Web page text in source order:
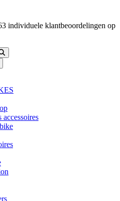
individuele klantbeoordelingen op